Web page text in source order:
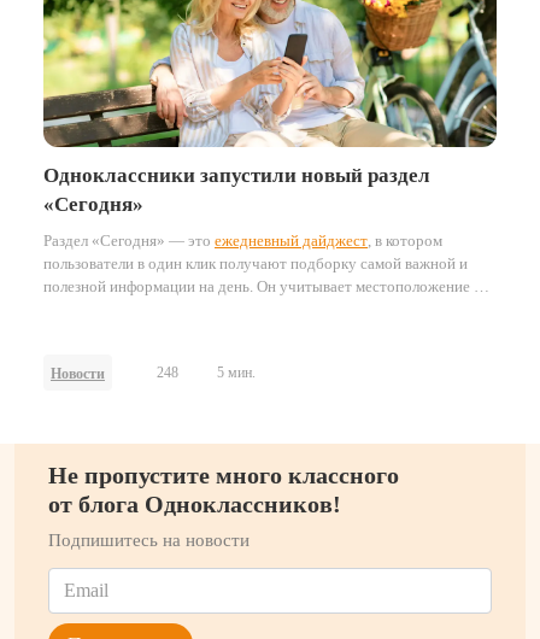
Одноклассники запустили новый раздел
«Сегодня»
Раздел «Сегодня» — это ежедневный дайджест , в котором
пользователи в один клик получают подборку самой важной и
полезной информации на день. Он учитывает местоположение и
Новости 248 5 мин.
Не пропустите много классного
от блога Одноклассников!
Подпишитесь на новости